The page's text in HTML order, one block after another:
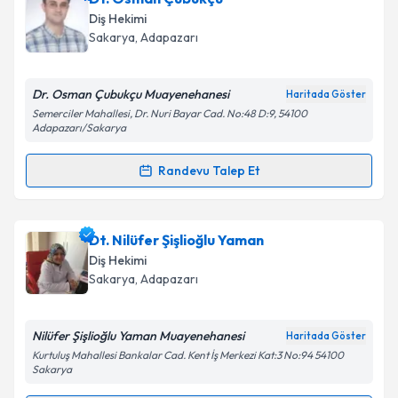
Takvim Talebini Gönder
oluşturun. Size bu uzmandan randevu almanız için bir
takvim hazırlandığında e-posta ile bilgilendireceğiz.
Kişisel verilerimin işlenmesine ilişkinAydınlatma
'ni okudum ve kişisel verilerimin belirtilen
kapsamda işlenmesini kabul ediyorum.
Takvim Talebini Gönder
Diş Hekimi
Sakarya, Adapazarı
Dr. Osman Çubukçu Muayenehanesi Haritada Göster
Semerciler Mahallesi, Dr. Nuri Bayar Cad. No:48 D:9, 54100
Adapazarı/Sakarya
Randevu Talep Et
Randevu Takvimi Talebi
Dt. Osman Çubukçuiçin randevu takvimi talebi
oluşturun. Size bu uzmandan randevu almanız için bir
takvim hazırlandığında e-posta ile bilgilendireceğiz.
Dt. Nilüfer Şişlioğlu Yaman
Diş Hekimi
Sakarya, Adapazarı
Nilüfer Şişlioğlu Yaman Muayenehanesi Haritada Göster
Kurtuluş Mahallesi Bankalar Cad. Kent İş Merkezi Kat:3 No:94 54100
Sakarya